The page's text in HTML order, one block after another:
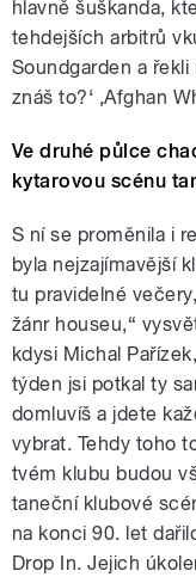
hlavně šuškanda,
tehdejších arbitrů
Soundgarden a
znáš to?‘ ‚Afghan
Ve druhé půlce
kytarovou scénu
S ní se proměnila i
byla nejzajímavější
tu pravidelné
žánr houseu,“
kdysi Michal
týden jsi potkal ty
domluvíš a jdete
vybrat. Tehdy toho
tvém klubu budou
taneční klubové
na konci 90. let
Drop In. Jejich